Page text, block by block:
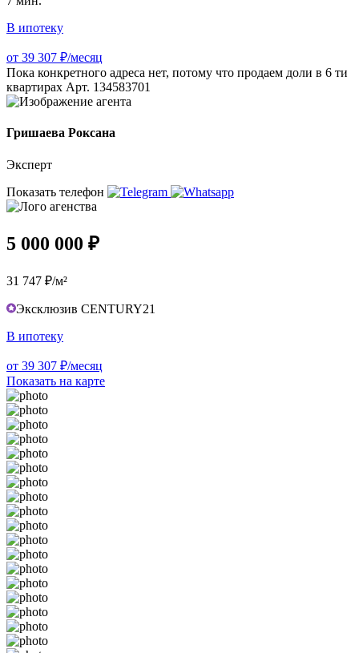
В ипотеку
от 39 307 ₽/месяц
Пока конкретного адреса нет, потому что продаем доли в 6 ти
квартирах Арт. 134583701
Гришаева Роксана
Эксперт
Показать телефон
5 000 000 ₽
31 747 ₽/м²
Эксклюзив CENTURY21
В ипотеку
от 39 307 ₽/месяц
Показать на карте